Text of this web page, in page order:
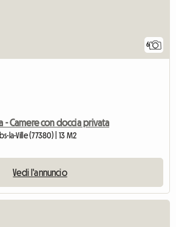
6
- Camere con doccia privata
la-Ville (77380) | 13 M2
Vedi l'annuncio